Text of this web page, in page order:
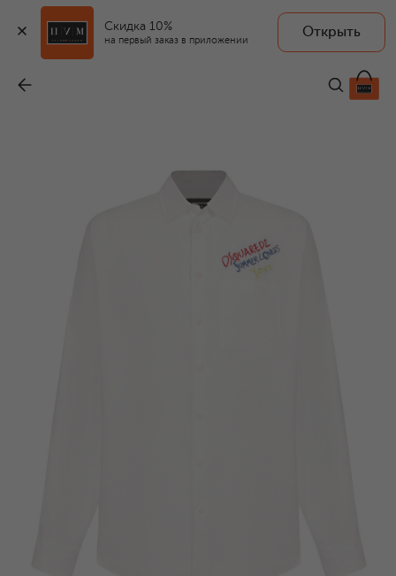
Скидка 10%
на первый заказ в приложении
Открыть
66 550 ₽